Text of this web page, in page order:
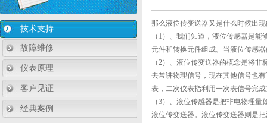
技术支持
故障维修
仪表原理
客户见证
经典案例
那么液位传变送器又是什么时候出
（1）、我们知道，液位传感器是
元件和转换元件组成。当液位传感
（2）、液位传变送器的概念是将
去常讲物理信号，现在其他信号也
表，二次仪表指利用一次表信号完
（3）、液位传感器是把非电物理
液位传变送器。液位传变送器则是